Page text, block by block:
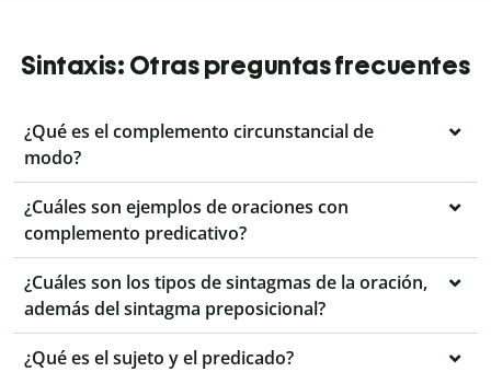
Sintaxis: Otras preguntas frecuentes
¿Qué es el complemento circunstancial de
modo?
¿Cuáles son ejemplos de oraciones con
complemento predicativo?
¿Cuáles son los tipos de sintagmas de la oración,
además del sintagma preposicional?
¿Qué es el sujeto y el predicado?